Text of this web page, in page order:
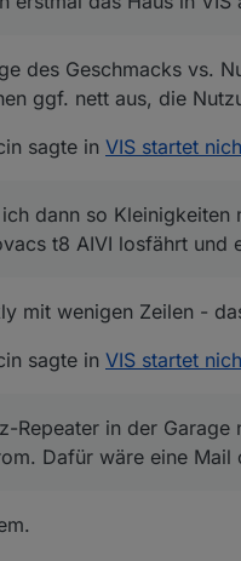
des Geschmacks vs.
ggf. nett aus, die
sagte in VIS startet
dann so Kleinigkeiten
t8 AIVI losfährt und
mit wenigen Zeilen -
sagte in VIS startet
Repeater in der
Dafür wäre eine Mail